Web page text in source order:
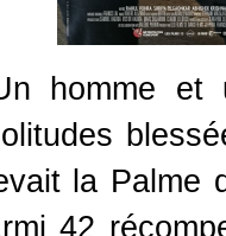
homme et
la Palme
42